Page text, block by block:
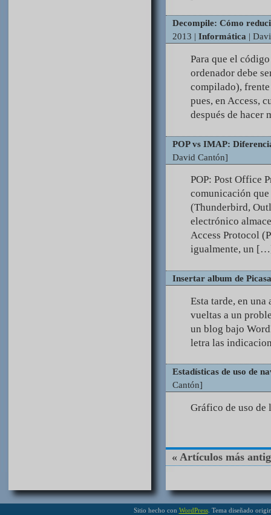
Decompile: Cómo
2013 | Informática |
Para que el
ordenador debe
compilado),
pues, en Access,
después de
POP vs IMAP:
David Cantón]
POP: Post Office
comunicación
(Thunderbird,
electrónico
Access Protocol
igualmente, un
Insertar album de
Esta tarde, en
vueltas a un
un blog bajo
letra las
Estadísticas de uso de
Cantón]
Gráfico de uso de
« Artículos más
Sitio hecho con WordPress. Tema diseñado